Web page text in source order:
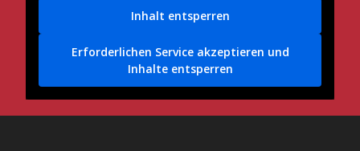
Inhalt entsperren
Erforderlichen Service akzeptieren und
Inhalte entsperren